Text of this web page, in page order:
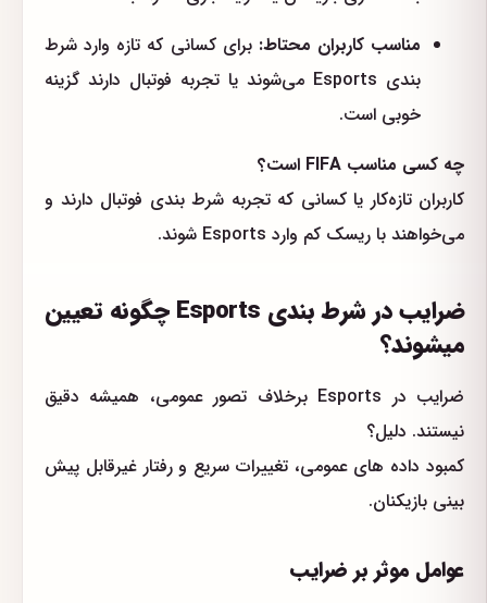
مناسب کاربران محتاط: برای کسانی که تازه وارد شرط
بندی Esports می‌شوند یا تجربه فوتبال دارند گزینه
خوبی است.
چه کسی مناسب FIFA است؟
کاربران تازه‌کار یا کسانی که تجربه شرط بندی فوتبال دارند و
می‌خواهند با ریسک کم وارد Esports شوند.
ضرایب در شرط بندی Esports چگونه تعیین
میشوند؟
ضرایب در Esports برخلاف تصور عمومی، همیشه دقیق
نیستند. دلیل؟
کمبود داده های عمومی، تغییرات سریع و رفتار غیرقابل پیش
بینی بازیکنان.
عوامل موثر بر ضرایب